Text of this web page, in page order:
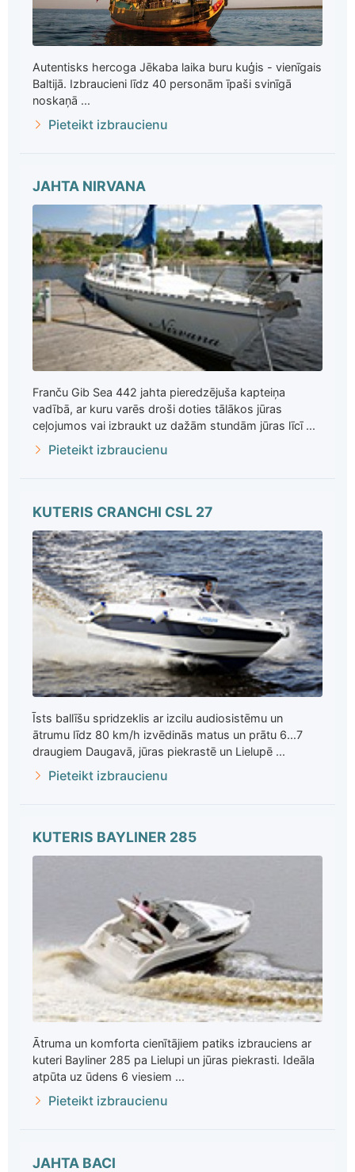
Autentisks hercoga Jēkaba laika buru kuģis - vienīgais
Baltijā. Izbraucieni līdz 40 personām īpaši svinīgā
noskaņā ...
Pieteikt izbraucienu
JAHTA NIRVANA
Franču Gib Sea 442 jahta pieredzējuša kapteiņa
vadībā, ar kuru varēs droši doties tālākos jūras
ceļojumos vai izbraukt uz dažām stundām jūras līcī ...
Pieteikt izbraucienu
KUTERIS CRANCHI CSL 27
Īsts ballīšu spridzeklis ar izcilu audiosistēmu un
ātrumu līdz 80 km/h izvēdinās matus un prātu 6...7
draugiem Daugavā, jūras piekrastē un Lielupē ...
Pieteikt izbraucienu
KUTERIS BAYLINER 285
Ātruma un komforta cienītājiem patiks izbrauciens ar
kuteri Bayliner 285 pa Lielupi un jūras piekrasti. Ideāla
atpūta uz ūdens 6 viesiem ...
Pieteikt izbraucienu
JAHTA BACI